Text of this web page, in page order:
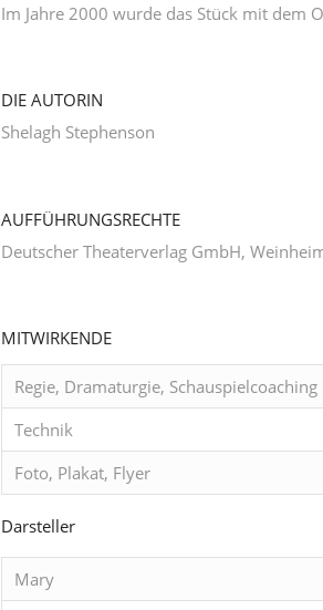
Im Jahre 2000 wurde das Stück mit dem
DIE AUTORIN
Shelagh Stephenson
AUFFÜHRUNGSRECHTE
Deutscher Theaterverlag GmbH,
MITWIRKENDE
Regie, Dramaturgie, Schauspielcoaching
Technik
Foto, Plakat, Flyer
Darsteller
Mary